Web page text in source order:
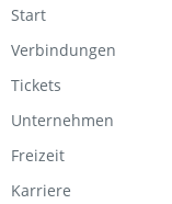
Start
Verbindungen
Tickets
Unternehmen
Freizeit
Karriere